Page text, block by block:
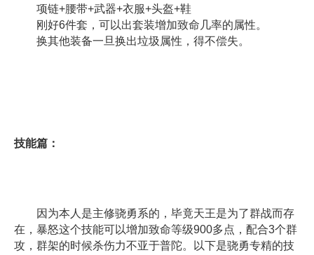
项链+腰带+武器+衣服+头盔+鞋
刚好6件套，可以出套装增加致命几率的属性。
换其他装备一旦换出垃圾属性，得不偿失。
技能篇：
因为本人是主修骁勇系的，毕竟天王是为了群战而存
在，暴怒这个技能可以增加致命等级900多点，配合3个群
攻，群架的时候杀伤力不亚于普陀。以下是骁勇专精的技